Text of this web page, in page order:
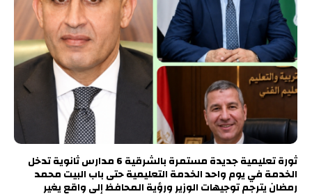
ثورة تعليمية جديدة مستمرة بالشرقية 6 مدارس ثانوية تدخل
الخدمة في يوم واحد الخدمة التعليمية حتى باب البيت محمد
رمضان يترجم توجيهات الوزير ورؤية المحافظ إلى واقع يغير